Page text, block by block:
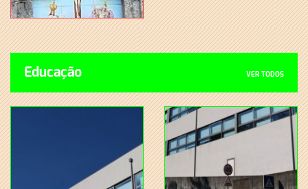
Educação VER TODOS